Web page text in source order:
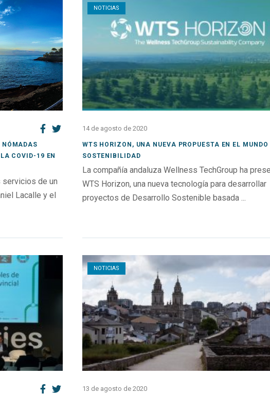
NÓMADAS
COVID-19 EN
servicios de un
Lacalle y el
NOTICIAS
14 de agosto de 2020
WTS HORIZON, UNA NUEVA PROPUESTA EN EL MUNDO
SOSTENIBILIDAD
La compañía andaluza Wellness TechGroup ha
WTS Horizon, una nueva tecnología para desarrollar
proyectos de Desarrollo Sostenible basada ...
NOTICIAS
Open post
13 de agosto de 2020